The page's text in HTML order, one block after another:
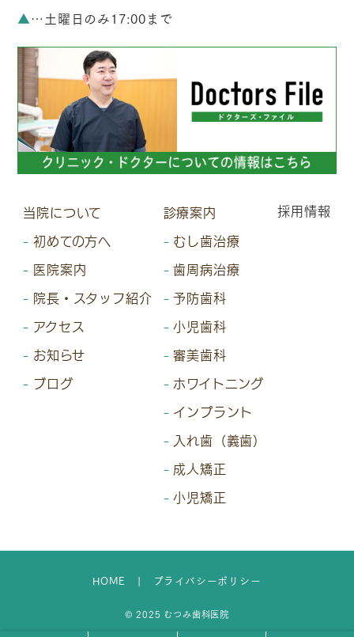
▲…土曜日のみ17:00まで
当院について
初めての方へ
医院案内
院長・スタッフ紹介
アクセス
お知らせ
ブログ
診療案内
むし歯治療
歯周病治療
予防歯科
小児歯科
審美歯科
ホワイトニング
インプラント
入れ歯（義歯）
成人矯正
小児矯正
採用情報
HOME プライバシーポリシー
© 2025 むつみ歯科医院